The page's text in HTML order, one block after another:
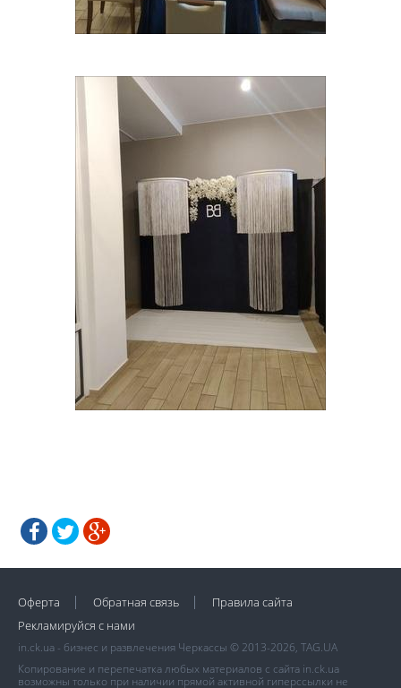
Оферта Обратная связь
Правила сайта
Рекламируйся с нами
in.ck.ua - бизнес и развлечения Черкассы © 2013-2026, TAG.UA
Копирование и перепечатка любых материалов с сайта in.ck.ua
возможны только при наличии прямой активной гиперссылки не